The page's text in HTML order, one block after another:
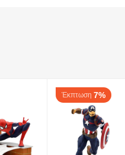
Έκπτωση 7%